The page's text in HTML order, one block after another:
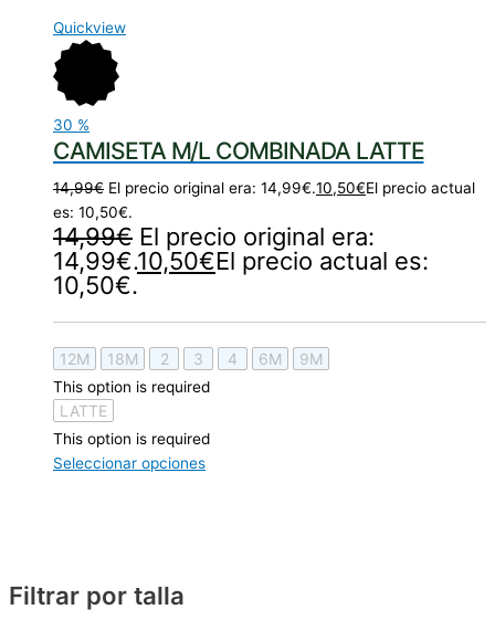
Filtrar por talla
Quickview
30 %
CAMISETA M/L COMBINADA LATTE
14,99€ El precio original era: 14,99€.10,50€El precio actual
es: 10,50€.
14,99€ El precio original era:
14,99€.10,50€El precio actual es:
10,50€.
12M 18M 2 3 4 6M 9M
This option is required
LATTE
This option is required
Seleccionar opciones